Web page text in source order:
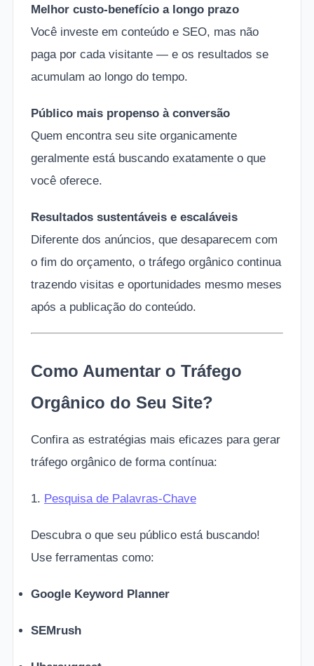
Melhor custo-benefício a longo prazo
Você investe em conteúdo e SEO, mas não
paga por cada visitante — e os resultados se
acumulam ao longo do tempo.
Público mais propenso à conversão
Quem encontra seu site organicamente
geralmente está buscando exatamente o que
você oferece.
Resultados sustentáveis e escaláveis
Diferente dos anúncios, que desaparecem com
o fim do orçamento, o tráfego orgânico continua
trazendo visitas e oportunidades mesmo meses
após a publicação do conteúdo.
Como Aumentar o Tráfego
Orgânico do Seu Site?
Confira as estratégias mais eficazes para gerar
tráfego orgânico de forma contínua:
1. Pesquisa de Palavras-Chave
Descubra o que seu público está buscando!
Use ferramentas como:
Google Keyword Planner
SEMrush